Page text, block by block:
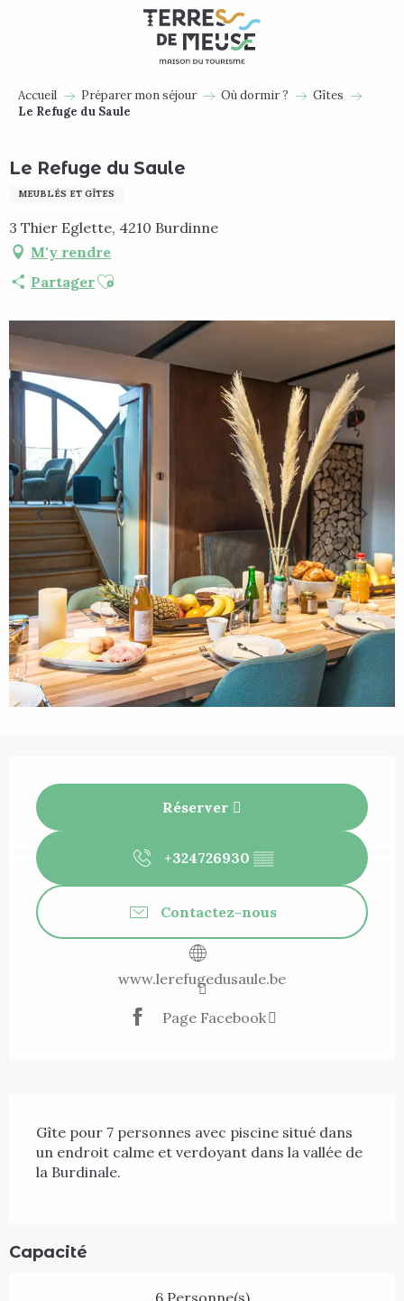
Accueil Préparer mon séjour Où dormir ?
Gîtes
Le Refuge du Saule
Le Refuge du Saule
MEUBLÉS ET GÎTES
3 Thier Eglette, 4210 Burdinne
M'y rendre
PartagerAjouter aux favoris
Réserver
+324726930 ▒▒
Contactez-nous
www.lerefugedusaule.be
Page Facebook
Gîte pour 7 personnes avec piscine situé dans
un endroit calme et verdoyant dans la vallée de
la Burdinale.
Capacité